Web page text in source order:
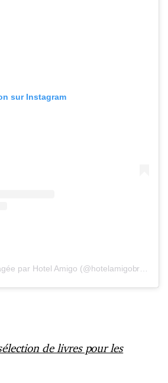
sur Instagram
de livres pour les